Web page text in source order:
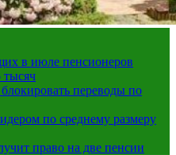
в июле пенсионеров
тысяч
переводы по
по среднему размеру
право на две пенсии